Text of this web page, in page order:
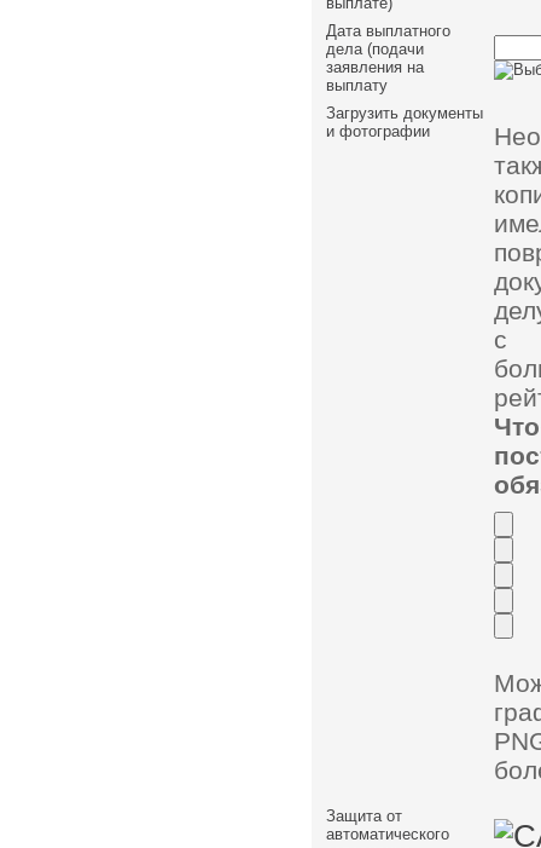
Дата выплатного
дела (подачи
заявления на
выплату
Загрузить документы
и фотографии
с
Защита от
автоматического